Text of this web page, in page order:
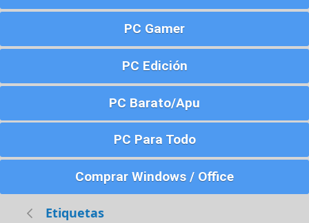
PC Gamer
PC Edición
PC Barato/Apu
PC Para Todo
Comprar Windows / Office
Etiquetas